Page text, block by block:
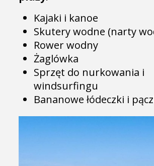
Kajaki i kanoe
Skutery wodne (narty
Rower wodny
Żaglówka
Sprzęt do nurkowania i
windsurfingu
Bananowe łódeczki i